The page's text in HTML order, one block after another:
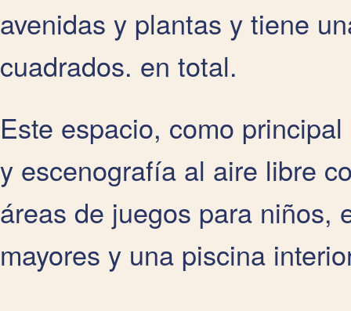
avenidas y plantas y tiene
cuadrados. en total.
Este espacio, como
y escenografía al aire libre
áreas de juegos para niños,
mayores y una piscina